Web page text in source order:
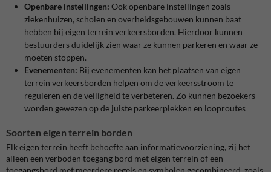
Openbare instellingen: Ook openbare instellingen zoals
ziekenhuizen, scholen en overheidsgebouwen kunnen baat
hebben bij eigen terrein verkeersborden. Hierdoor kunnen
bestuurders duidelijk zien waar ze kunnen parkeren en waar ze
moeten stoppen.
Evenementen: Bij evenementen kan het plaatsen van eigen
terrein verkeersborden helpen om de verkeersstroom te
reguleren en de veiligheid te verbeteren. Zo kunnen bezoekers
worden gewezen op de juiste parkeerplekken en looproutes
Soorten eigen terrein borden
Elk eigen terrein heeft behoefte aan informatievoorziening, zij het
alleen een verboden toegang bord met eigen terrein of een
toegangsbord met meerdere regels en symbolen gecombineerd, zoals